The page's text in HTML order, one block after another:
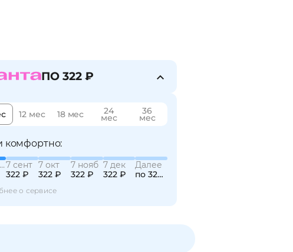
ПО 322 ₽
12 мес 18 мес 24
мес
36
мес
комфортно:
7 сент
322 ₽
7 окт
322 ₽
7 нояб
322 ₽
7 дек
322 ₽
Далее
по 322 ₽
о сервисе